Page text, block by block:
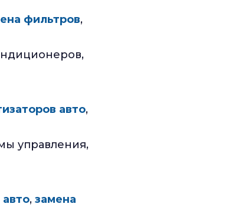
фильтров,
авто,
управления,
, замена